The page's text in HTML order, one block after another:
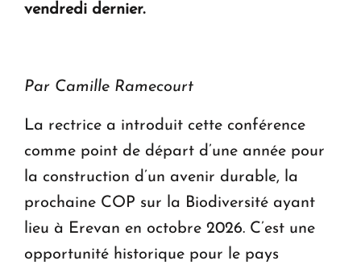
vendredi dernier.
Par Camille Ramecourt
La rectrice a introduit cette conférence
comme point de départ d’une année pour
la construction d’un avenir durable, la
prochaine COP sur la Biodiversité ayant
lieu à Erevan en octobre 2026. C’est une
opportunité historique pour le pays